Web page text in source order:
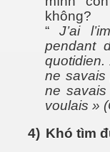
không?
“J’ai
pendant
ne savais
ne
voulais »
4) Khó tìm